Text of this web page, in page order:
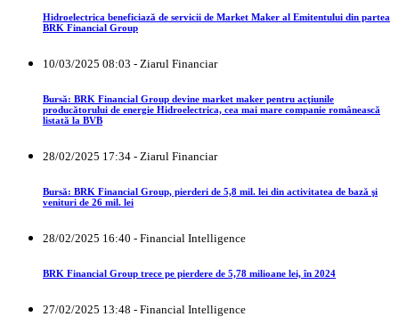
Hidroelectrica beneficiază de servicii de Market Maker al Emitentului din partea
BRK Financial Group
10/03/2025 08:03 - Ziarul Financiar
Bursă: BRK Financial Group devine market maker pentru acţiunile
producătorului de energie Hidroelectrica, cea mai mare companie românească
listată la BVB
28/02/2025 17:34 - Ziarul Financiar
Bursă: BRK Financial Group, pierderi de 5,8 mil. lei din activitatea de bază şi
venituri de 26 mil. lei
28/02/2025 16:40 - Financial Intelligence
BRK Financial Group trece pe pierdere de 5,78 milioane lei, în 2024
27/02/2025 13:48 - Financial Intelligence